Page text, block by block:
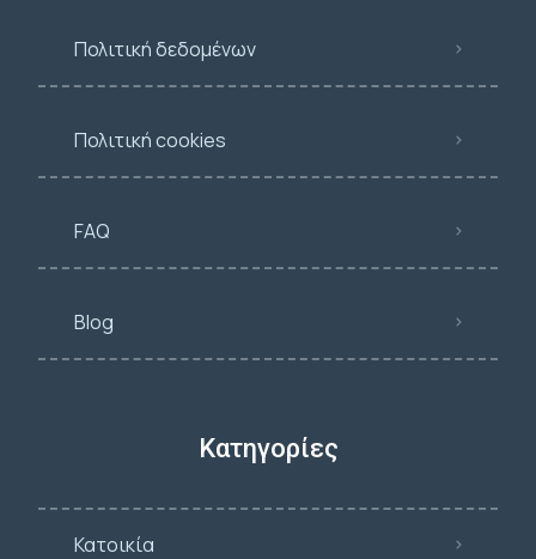
Πολιτική δεδομένων
Πολιτική cookies
FAQ
Blog
Κατηγορίες
Κατοικία